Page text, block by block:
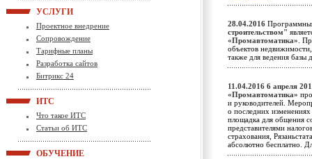
УСЛУГИ
Проектное внедрение
Сопровождение
Тарифные планы
Разработка сайтов
Битрикс 24
ИТС
Что такое ИТС
Статьи об ИТС
ОБУЧЕНИЕ
28.04.2016
строительством"
«Промавтоматика».
объектов недвижимости,
также для ведения
11.04.2016 6 апреля
«Промавтоматика»
и руководителей.
о последних
площадка для общения
представителями
страхования,
абсолютно бесплатно.